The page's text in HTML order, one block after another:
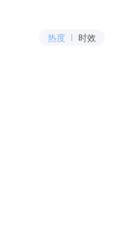
热度 时效